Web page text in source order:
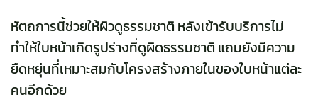
หัตถการนี้ช่วยให้ผิวดูธรรมชาติ หลังเข้ารับบริการไม่
ทำให้ใบหน้าเกิดรูปร่างที่ดูผิดธรรมชาติ แถมยังมีความ
ยืดหยุ่นที่เหมาะสมกับโครงสร้างภายในของใบหน้าแต่ละ
คนอีกด้วย